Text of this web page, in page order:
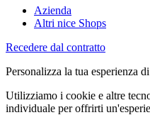
Azienda
Altri nice Shops
Recedere dal contratto
Personalizza la tua esperienza
Utilizziamo i cookie e altre
individuale per offrirti